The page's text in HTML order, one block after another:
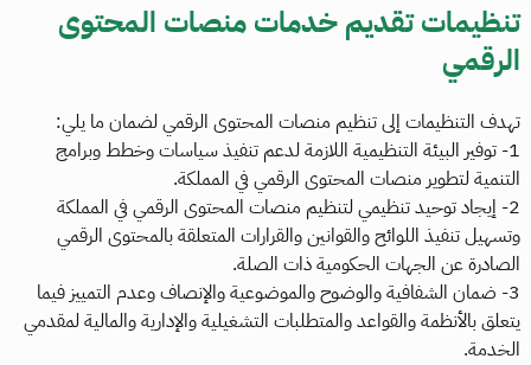
تنظيمات تقديم خدمات منصات المحتوى
الرقمي
تهدف التنظيمات إلى تنظيم منصات المحتوى الرقمي لضمان ما يلي:
1- توفير البيئة التنظيمية اللازمة لدعم تنفيذ سياسات وخطط وبرامج
التنمية لتطوير منصات المحتوى الرقمي في المملكة.
2- إيجاد توحيد تنظيمي لتنظيم منصات المحتوى الرقمي في المملكة
وتسهيل تنفيذ اللوائح والقوانين والقرارات المتعلقة بالمحتوى الرقمي
الصادرة عن الجهات الحكومية ذات الصلة.
3- ضمان الشفافية والوضوح والموضوعية والإنصاف وعدم التمييز فيما
يتعلق بالأنظمة والقواعد والمتطلبات التشغيلية والإدارية والمالية لمقدمي
الخدمة.